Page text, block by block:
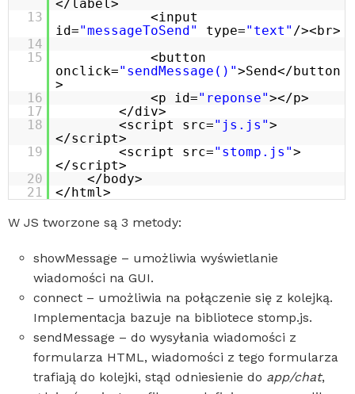
</label>
13
<input
id="messageToSend" type="text" /><br>
14
15
<button
onclick="sendMessage()">Send</button
>
16
<p id="reponse"></p>
17
</div>
18
<script src="js.js">
</script>
19
<script src="stomp.js">
</script>
20
</body>
21
</html>
W JS tworzone są 3 metody:
showMessage – umożliwia wyświetlanie
wiadomości na GUI.
connect – umożliwia na połączenie się z kolejką.
Implementacja bazuje na bibliotece stomp.js.
sendMessage – do wysyłania wiadomości z
formularza HTML, wiadomości z tego formularza
trafiają do kolejki, stąd odniesienie do app/chat,